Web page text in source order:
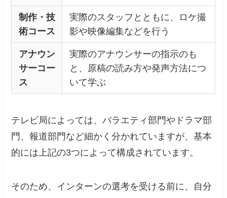
制作・技
術コース
実際のスタッフとともに、ロケ撮
影や映像編集などを行う
アナウン
サーコー
ス
実際のアナウンサーの指示のも
と、原稿の読み方や発声方法につ
いて学ぶ
テレビ局によっては、バラエティ部門やドラマ部
門、報道部門など細かく分かれていますが、基本
的には上記の3つによって構成されています。
そのため、インターンの選考を受ける前に、自分